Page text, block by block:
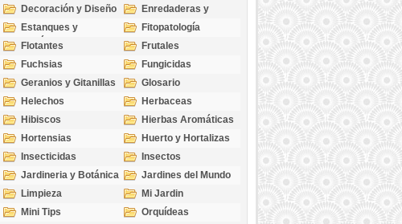
Palustres
Decoración y Diseño
Enredaderas y
cubresuelos
Estanques y
Acuáticas
Fitopatología
Flotantes
Frutales
Fuchsias
Fungicidas
Geranios y Gitanillas
Glosario
Helechos
Herbaceas
Hibiscos
Hierbas Aromáticas
Hortensias
Huerto y Hortalizas
Insecticidas
Insectos
Jardineria y Botánica
Jardines del Mundo
Limpieza
Mi Jardin
Mini Tips
Orquídeas